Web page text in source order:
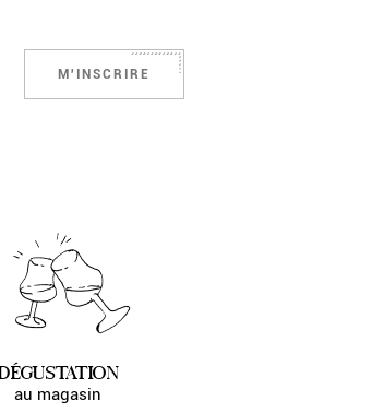
M'INSCRIRE
au magasin